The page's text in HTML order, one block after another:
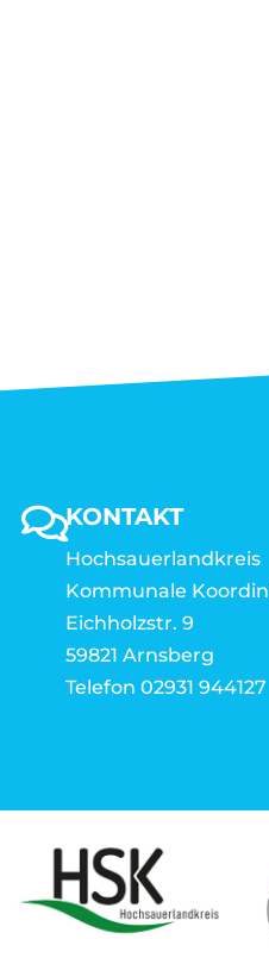
KONTAKT
Hochsauerlandkreis
Kommunale
Eichholzstr. 9
59821 Arnsberg
Telefon 02931 944127